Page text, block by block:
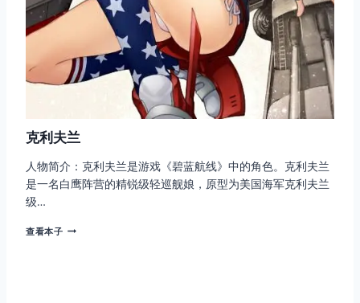
克利夫兰
人物简介：克利夫兰是游戏《碧蓝航线》中的角色。克利夫兰
是一名白鹰阵营的精锐级轻巡舰娘，原型为美国海军克利夫兰
级…
查看本子克